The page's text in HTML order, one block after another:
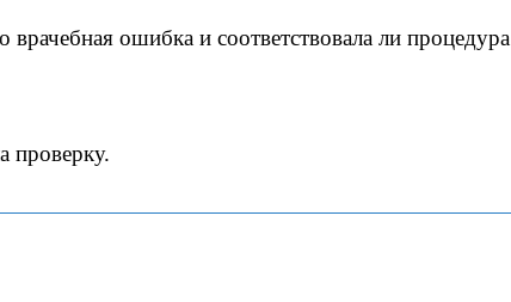
ошибка и соответствовала ли процедура
проверку.